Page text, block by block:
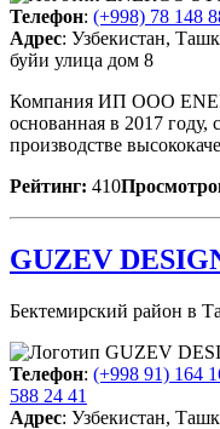
Телефон: (+998) 78 148
Адрес: Узбекистан,
буйи улица дом 8
Компания ИП ООО
основанная в 2017 году,
производстве
Рейтинг: 410
GUZEV
Бектемирский район в
Телефон: (+998 91) 164
588 24 41
Адрес: Узбекистан,